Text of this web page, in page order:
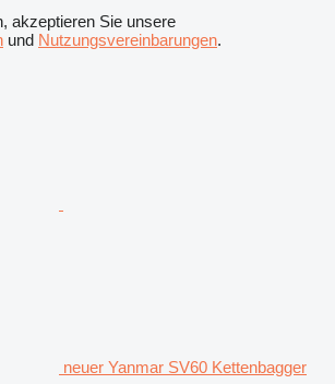
akzeptieren Sie unsere
und Nutzungsvereinbarungen.
neuer Yanmar SV60 Kettenbagger